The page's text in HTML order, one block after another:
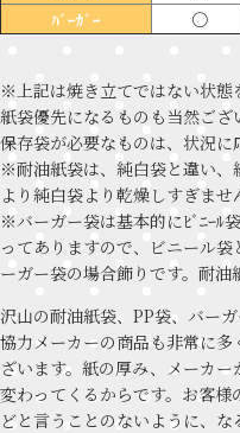
ﾊﾞｰｶﾞｰ 〇
※上記は焼き立てではない状態
紙袋優先になるものも当然ご
保存袋が必要なものは、状況に
※耐油紙袋は、純白袋と違い、
より純白袋より乾燥しすぎませ
※バーガー袋は基本的にﾋﾞﾆｰﾙ
ってありますので、ビニール
ーガー袋の場合飾りです。耐油
沢山の耐油紙袋、PP袋、バー
協力メーカーの商品も非常に
ざいます。紙の厚み、メーカ
変わってくるからです。お客
どと言うことのないように、